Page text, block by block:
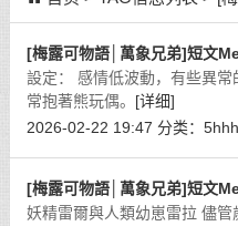
[梅露可物語│萬象兄弟]短文
設定： 感情低波動，有些異
常抱著熊玩偶。 [详细]
2026-02-22 19:47 分类：
[梅露可物語│萬象兄弟]短文
妖精雷爾與人類幼崽雷拉 儘